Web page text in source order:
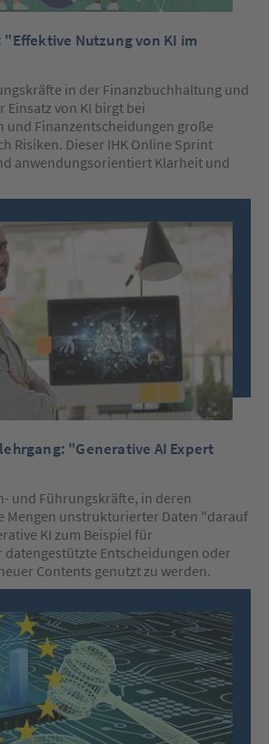
Nutzung von KI im
in der Finanzbuchhaltung und
Einsatz von KI birgt bei
und Finanzentscheidungen große
Risiken. Dieser IHK Online Sprint
anwendungsorientiert Klarheit und
"Generative AI Expert
und Führungskräfte, in deren
Mengen unstrukturierter Daten "darauf
KI zum Beispiel für
Entscheidungen oder
Contents genutzt zu werden.